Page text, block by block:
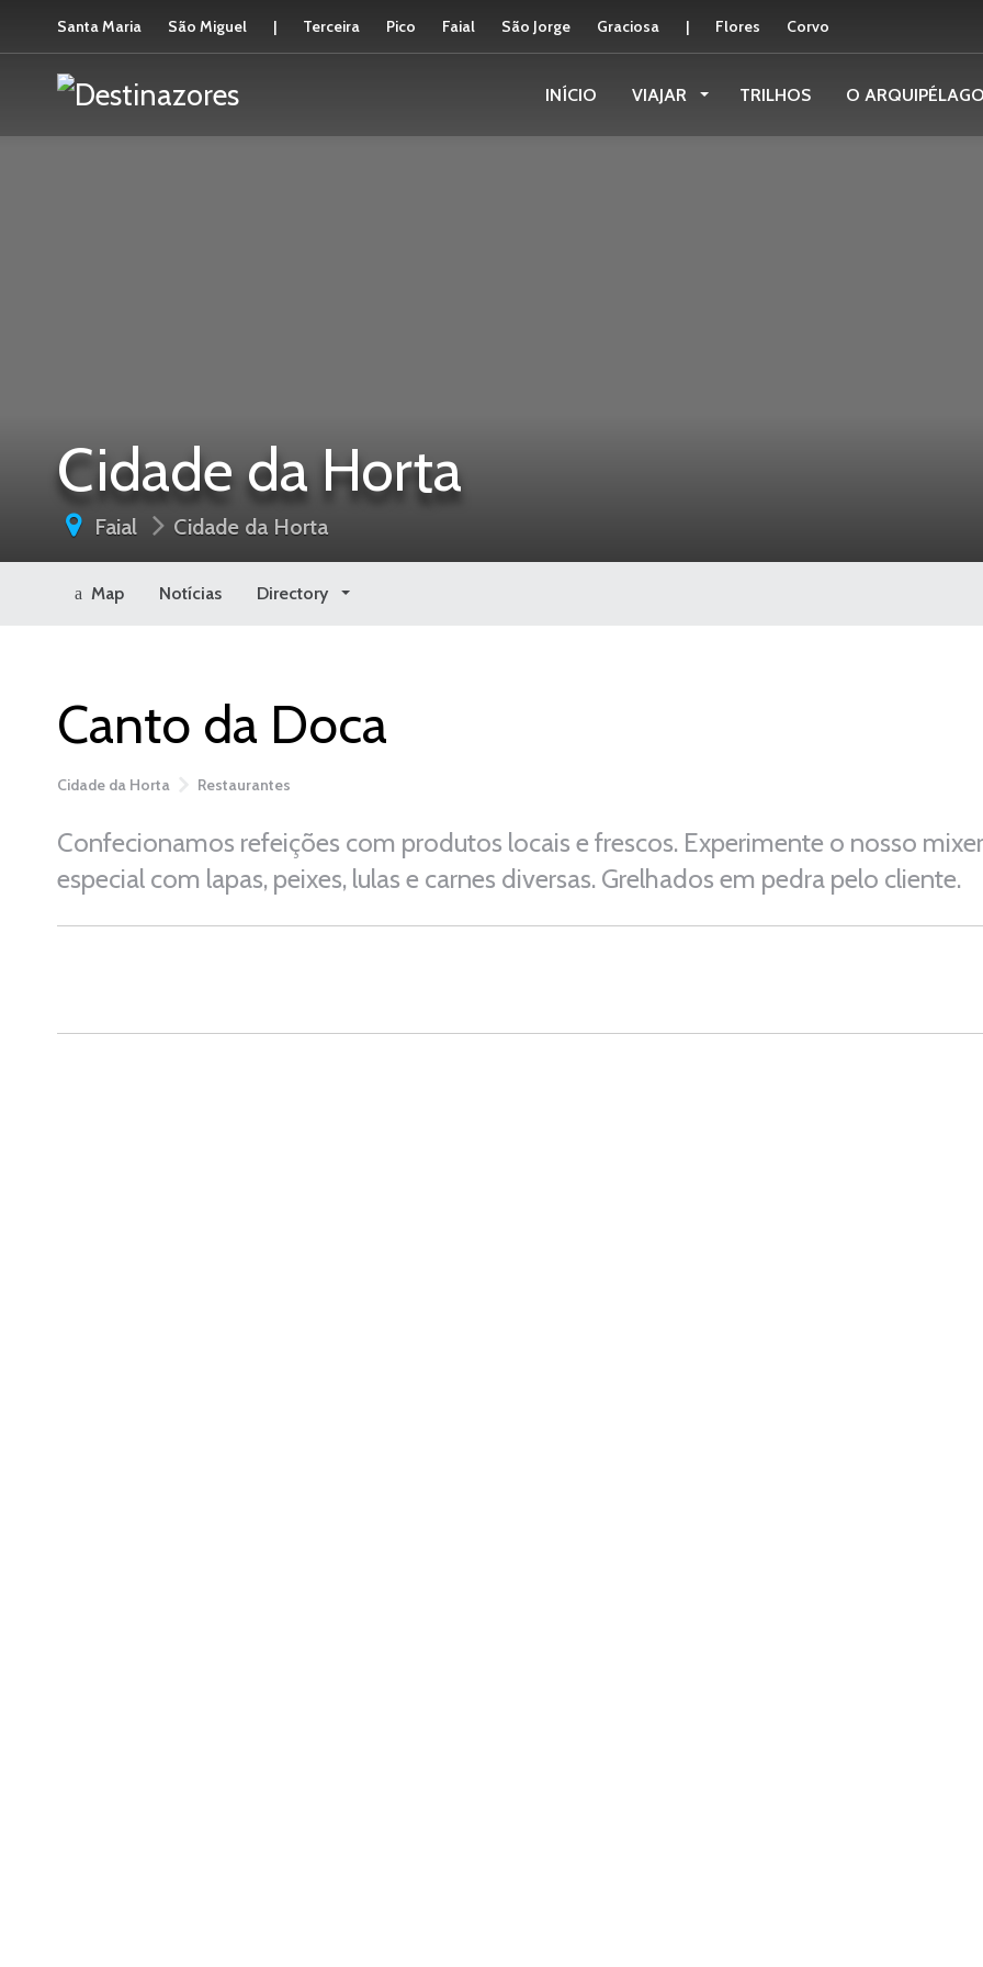
Santa Maria São Miguel | Terceira Pico Faial São Jorge Graciosa | Flores Corvo
INÍCIO VIAJAR TRILHOS O
Cidade da Horta
Faial Cidade da Horta
Map Notícias Directory
Canto da Doca
Cidade da Horta Restaurantes
Confecionamos refeições com produtos locais e frescos. Experimente o nosso mixer
especial com lapas, peixes, lulas e carnes diversas. Grelhados em pedra pelo cliente.